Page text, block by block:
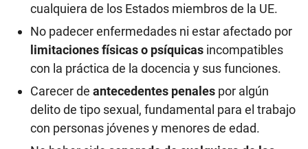
cualquiera de los Estados miembros de la UE.
No padecer enfermedades ni estar afectado por
limitaciones físicas o psíquicas incompatibles
con la práctica de la docencia y sus funciones.
Carecer de antecedentes penales por algún
delito de tipo sexual, fundamental para el trabajo
con personas jóvenes y menores de edad.